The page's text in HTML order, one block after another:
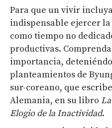
Para que un vivir
indispensable ejercer
como tiempo no
productivas.
importancia,
planteamientos de
sur-coreano, que
Alemania, en su libro
Elogio de la Inactividad.